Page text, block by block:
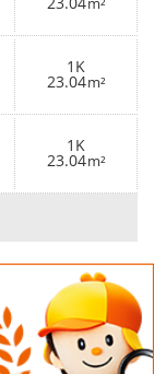
m²
1K
23.04m²
1K
23.04m²